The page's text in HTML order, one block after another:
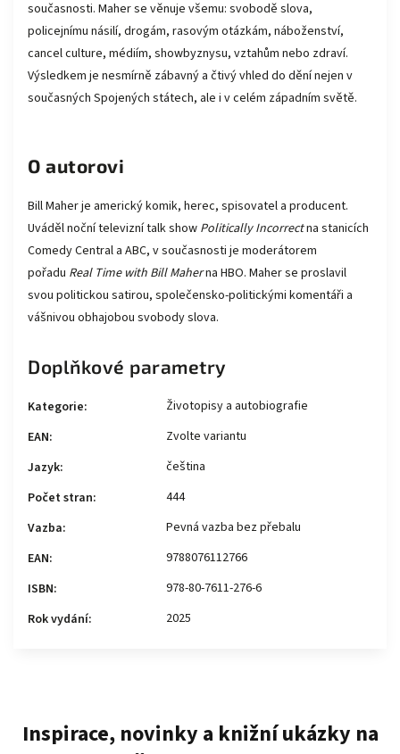
současnosti. Maher se věnuje všemu: svobodě slova,
policejnímu násilí, drogám, rasovým otázkám, náboženství,
cancel culture, médiím, showbyznysu, vztahům nebo zdraví.
Výsledkem je nesmírně zábavný a čtivý vhled do dění nejen v
současných Spojených státech, ale i v celém západním světě.
O autorovi
Bill Maher je americký komik, herec, spisovatel a producent.
Uváděl noční televizní talk show Politically Incorrectna stanicích
Comedy Central a ABC, v současnosti je moderátorem
pořadu Real Time with Bill Maherna HBO. Maher se proslavil
svou politickou satirou, společensko-politickými komentáři a
vášnivou obhajobou svobody slova.
Doplňkové parametry
Kategorie:
Životopisy a autobiografie
EAN:
Zvolte variantu
Jazyk:
čeština
Počet stran:
444
Vazba:
Pevná vazba bez přebalu
EAN:
9788076112766
ISBN:
978-80-7611-276-6
Rok vydání: 2025
Inspirace, novinky a knižní ukázky na